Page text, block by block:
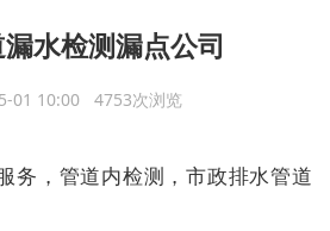
水检测漏点公司
01 10:00 4753次浏览
务，管道内检测，市政排水管道